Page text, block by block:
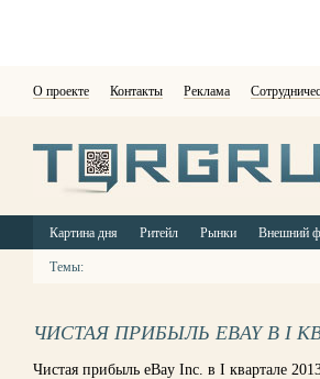
О проекте Контакты Реклама
Картина дня Ритейл Рынки Внешний
Темы:
ЧИСТАЯ ПРИБЫЛЬ EBAY В I
Чистая прибыль eBay Inc. в I квартале